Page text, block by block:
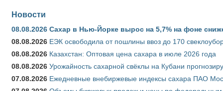
Новости
08.08.2026 Сахар в Нью-Йорке вырос на 5,7% на фоне
08.08.2026 ЕЭК освободила от пошлины ввоз до 170
08.08.2026 Казахстан: Оптовая цена сахара в июле 2026 года
08.08.2026 Урожайность сахарной свёклы на Кубани
07.08.2026 Ежедневные внебиржевые индексы сахара ПАО